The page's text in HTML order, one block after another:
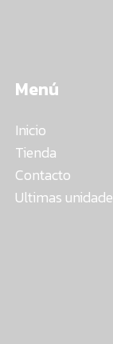
Menú
Inicio
Tienda
Contacto
Ultimas